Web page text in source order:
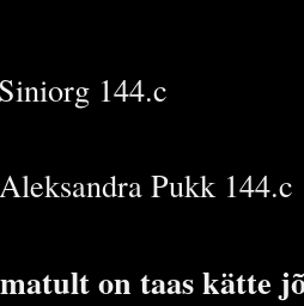
144.c
Pukk 144.c
on taas kätte